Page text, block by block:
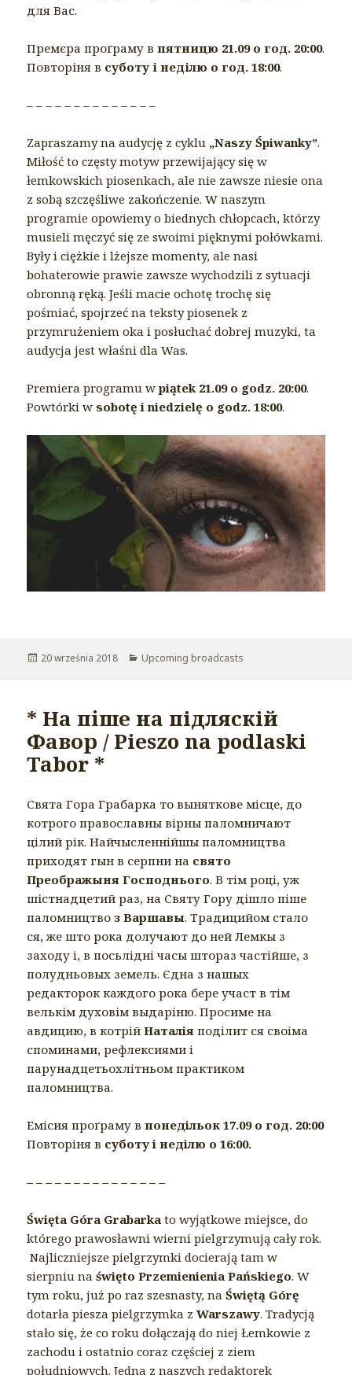
для Вас.
Премєра проґраму впятницю 21.09 о год. 20:00.
Повторіня в суботу і неділю о год. 18:00.
– – – – – – – – – – – – – –
Zapraszamy na audycję z cyklu „Naszy Śpiwanky”.
Miłość to częsty motyw przewijający się w
łemkowskich piosenkach, ale nie zawsze niesie ona
z sobą szczęśliwe zakończenie. W naszym
programie opowiemy o biednych chłopcach, którzy
musieli męczyć się ze swoimi pięknymi połówkami.
Były i ciężkie i lżejsze momenty, ale nasi
bohaterowie prawie zawsze wychodzili z sytuacji
obronną ręką. Jeśli macie ochotę trochę się
pośmiać, spojrzeć na teksty piosenek z
przymrużeniem oka i posłuchać dobrej muzyki, ta
audycja jest właśni dla Was.
Premiera programu wpiątek 21.09 o godz. 20:00.
Powtórki wsobotę i niedzielę o godz. 18:00.
Opublikowano
20 września 2018 Kategorie
Upcoming broadcasts
* На піше на пiдляскiй
Фавор / Pieszo na podlaski
Tabor *
Свята Гора Грабарка то выняткове мiсце, до
котрого православны вiрны паломничают
цiлий рiк. Найчысленнiйшы паломництва
приходят гын в серпни на свято
Преображыня Господнього. В тiм роцi, уж
шістнадцетий раз, на Святу Гору дішло пiше
паломництвоз Варшавы. Традицийом стало
ся, же што рока долучают до ней Лемкы з
заходу i, в посьлiднi часы штораз частiйше, з
полудньовых земель. Єдна з нашых
редакторок каждого рока бере участ в тiм
велькім духовім выдарiню. Просиме на
авдицию, в котрiйНаталiя подiлит ся своiма
споминами, рефлексиями i
парунадцетьохлiтньом практиком
паломництва.
Емiсия проґраму впонедiльок 17.09 о год. 20:00
Повторiня в суботу i недiлю о 16:00.
– – – – – – – – – – – – – – –
Święta Góra Grabarka to wyjątkowe miejsce, do
którego prawosławni wierni pielgrzymują cały rok.
Najliczniejsze pielgrzymki docierają tam w
sierpniu naświęto Przemienienia Pańskiego. W
tym roku, już po raz szesnasty, naŚwiętą Górę
dotarła piesza pielgrzymka zWarszawy. Tradycją
stało się, że co roku dołączają do niej Łemkowie z
zachodu i ostatnio coraz częściej z ziem
południowych. Jedna z naszych redaktorek